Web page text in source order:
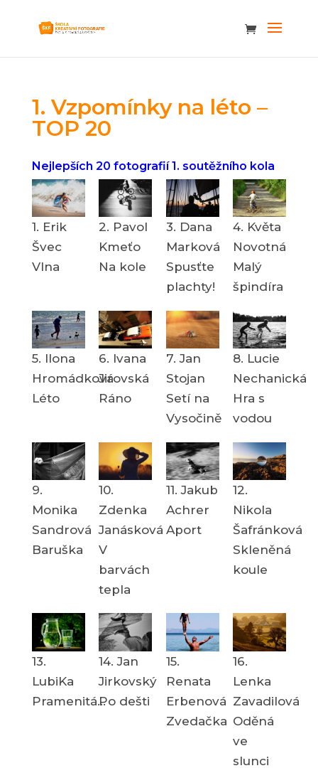
1. Vzpomínky na léto –
TOP 20
Nejlepších 20 fotografií 1. soutěžního kola
1. Erik
Švec
Vlna
2. Pavol
Kmeťo
Na kole
3. Dana
Marková
Spusťte
plachty!
4. Květa
Novotná
Malý
špindíra
5. Ilona
Hromádková
Léto
6. Ivana
Jirovská
Ráno
7. Jan
Stojan
Setí na
Vysočině
8. Lucie
Nechanická
Hra s
vodou
9.
Monika
Sandrová
Baruška
10.
Zdenka
Janásková
V
barvách
tepla
11. Jakub
Achrer
Aport
12.
Nikola
Šafránková
Skleněná
koule
13.
LubiKa
Pramenitá...
14. Jan
Jirkovský
Po dešti
15.
Renata
Erbenová
Zvedačka
16.
Lenka
Zavadilová
Oděná
ve
slunci